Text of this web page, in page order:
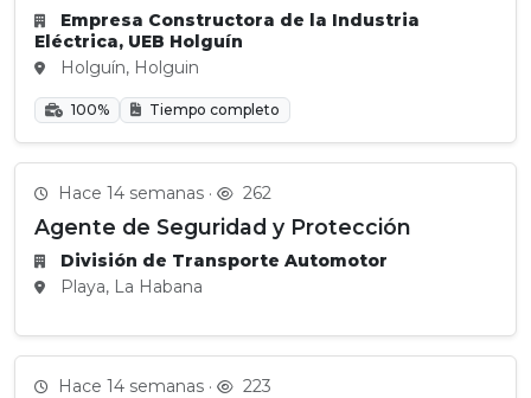
Empresa Constructora de la Industria
Eléctrica, UEB Holguín
Holguín, Holguin
100% Tiempo completo
Hace 14 semanas · 262
Agente de Seguridad y Protección
División de Transporte Automotor
Playa, La Habana
Hace 14 semanas · 223